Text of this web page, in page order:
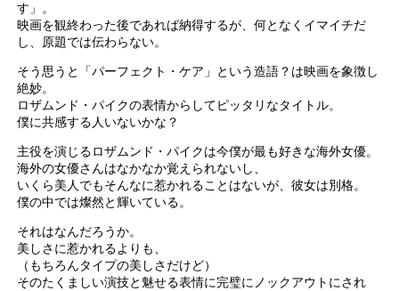
す」。
映画を観終わった後であれば納得するが、何となくイマイチだ
し、原題では伝わらない。
そう思うと「パーフェクト・ケア」という造語？は映画を象徴し
絶妙。
ロザムンド・パイクの表情からしてピッタリなタイトル。
僕に共感する人いないかな？
主役を演じるロザムンド・パイクは今僕が最も好きな海外女優。
海外の女優さんはなかなか覚えられないし、
いくら美人でもそんなに惹かれることはないが、彼女は別格。
僕の中では燦然と輝いている。
それはなんだろうか。
美しさに惹かれるよりも、
（もちろんタイプの美しさだけど）
そのたくましい演技と魅せる表情に完璧にノックアウトにされ